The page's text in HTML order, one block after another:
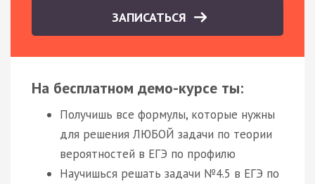
ЗАПИСАТЬСЯ
На бесплатном демо-курсе ты:
Получишь все формулы, которые нужны
для решения ЛЮБОЙ задачи по теории
вероятностей в ЕГЭ по профилю
Научишься решать задачи №4.5 в ЕГЭ по